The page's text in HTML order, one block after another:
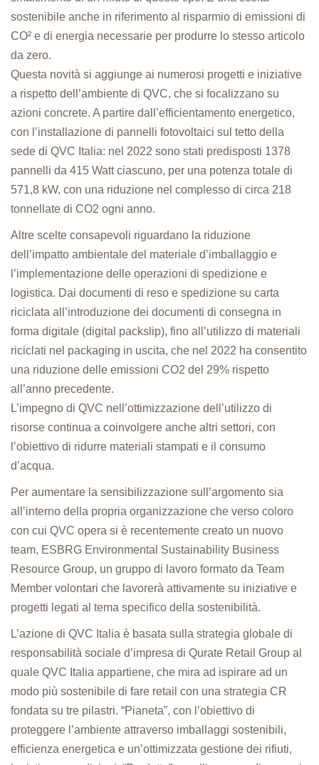
sostenibile anche in riferimento al risparmio di emissioni di
CO² e di energia necessarie per produrre lo stesso articolo
da zero.
Questa novità si aggiunge ai numerosi progetti e iniziative
a rispetto dell’ambiente di QVC, che si focalizzano su
azioni concrete. A partire dall’efficientamento energetico,
con l’installazione di pannelli fotovoltaici sul tetto della
sede di QVC Italia: nel 2022 sono stati predisposti 1378
pannelli da 415 Watt ciascuno, per una potenza totale di
571,8 kW, con una riduzione nel complesso di circa 218
tonnellate di CO2 ogni anno.
Altre scelte consapevoli riguardano la riduzione
dell’impatto ambientale del materiale d’imballaggio e
l’implementazione delle operazioni di spedizione e
logistica. Dai documenti di reso e spedizione su carta
riciclata all’introduzione dei documenti di consegna in
forma digitale (digital packslip), fino all’utilizzo di materiali
riciclati nel packaging in uscita, che nel 2022 ha consentito
una riduzione delle emissioni CO2 del 29% rispetto
all’anno precedente.
L’impegno di QVC nell’ottimizzazione dell’utilizzo di
risorse continua a coinvolgere anche altri settori, con
l’obiettivo di ridurre materiali stampati e il consumo
d’acqua.
Per aumentare la sensibilizzazione sull’argomento sia
all’interno della propria organizzazione che verso coloro
con cui QVC opera si è recentemente creato un nuovo
team, ESBRG Environmental Sustainability Business
Resource Group, un gruppo di lavoro formato da Team
Member volontari che lavorerà attivamente su iniziative e
progetti legati al tema specifico della sostenibilità.
L’azione di QVC Italia è basata sulla strategia globale di
responsabilità sociale d’impresa di Qurate Retail Group al
quale QVC Italia appartiene, che mira ad ispirare ad un
modo più sostenibile di fare retail con una strategia CR
fondata su tre pilastri. “Pianeta”, con l’obiettivo di
proteggere l’ambiente attraverso imballaggi sostenibili,
efficienza energetica e un’ottimizzata gestione dei rifiuti,